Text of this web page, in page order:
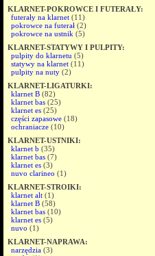
KLARNET-POKROWCE I FUTERAŁY:
futerały na klarnet (11)
pokrowce na futerał (2)
pokrowce na ustnik (5)
KLARNET-STATYWY I PULPITY:
pulpity do klarnetu (5)
statywy na klarnet (11)
pulpity na nuty (2)
KLARNET-LIGATURKI:
klarnet B (82)
klarnet bas (25)
klarnet es (25)
części zapasowe (18)
ochraniacze (10)
KLARNET-USTNIKI:
klarnet b (35)
klarnet bas (7)
klarnet es (3)
nuvo clarineo (1)
KLARNET-STROIKI:
klarnet alt (1)
klarnet B (58)
klarnet bas (10)
klarnet es (5)
nuvo (1)
KLARNET-NAPRAWA:
narzędzia (3)